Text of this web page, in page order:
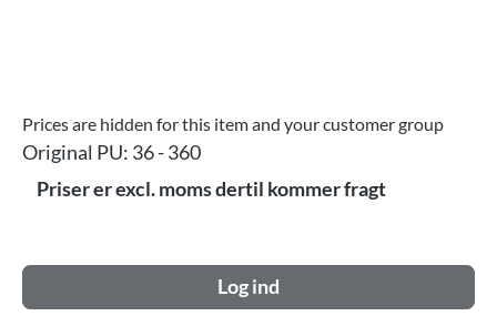
Prices are hidden for this item and your customer group
Original PU: 36 - 360
Priser er excl. moms dertil kommer fragt
Log ind